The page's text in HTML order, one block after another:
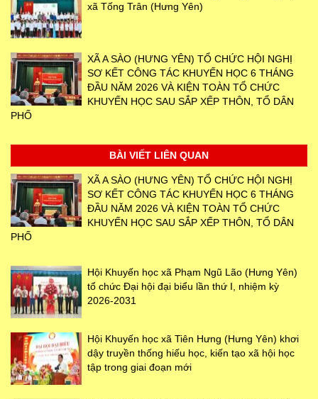
xã Tống Trân (Hưng Yên)
XÃ A SÀO (HƯNG YÊN) TỔ CHỨC HỘI NGHỊ
SƠ KẾT CÔNG TÁC KHUYẾN HỌC 6 THÁNG
ĐẦU NĂM 2026 VÀ KIỆN TOÀN TỔ CHỨC
KHUYẾN HỌC SAU SẮP XẾP THÔN, TỔ DÂN
PHỐ
BÀI VIẾT LIÊN QUAN
XÃ A SÀO (HƯNG YÊN) TỔ CHỨC HỘI NGHỊ
SƠ KẾT CÔNG TÁC KHUYẾN HỌC 6 THÁNG
ĐẦU NĂM 2026 VÀ KIỆN TOÀN TỔ CHỨC
KHUYẾN HỌC SAU SẮP XẾP THÔN, TỔ DÂN
PHỐ
Hội Khuyến học xã Phạm Ngũ Lão (Hưng Yên)
tổ chức Đại hội đại biểu lần thứ I, nhiệm kỳ
2026-2031
Hội Khuyến học xã Tiên Hưng (Hưng Yên) khơi
dậy truyền thống hiếu học, kiến tạo xã hội học
tập trong giai đoạn mới